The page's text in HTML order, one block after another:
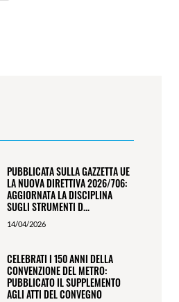
PUBBLICATA SULLA GAZZETTA UE
LA NUOVA DIRETTIVA 2026/706:
AGGIORNATA LA DISCIPLINA
SUGLI STRUMENTI D...
14/04/2026
CELEBRATI I 150 ANNI DELLA
CONVENZIONE DEL METRO:
PUBBLICATO IL SUPPLEMENTO
AGLI ATTI DEL CONVEGNO